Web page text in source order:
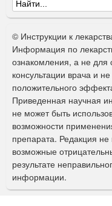
Ф
о
р
м
а
п
о
и
с
к
© Инструкции к
Информация по
ознакомления, а не
консультации врача и
положительного
Приведенная научная
не может быть
возможности
препарата. Редакция не
возможные
результате
информации.